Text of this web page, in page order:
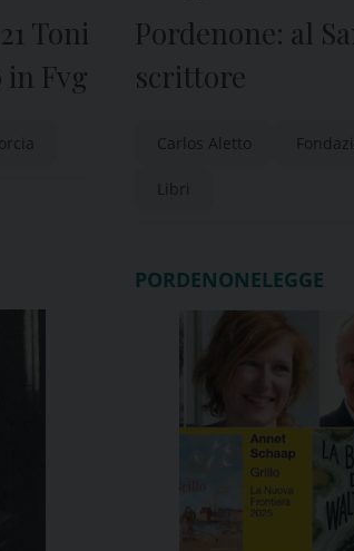
Toni
Fvg
Pordenone: al
scrittore
Carlos Aletto
Libri
PORDENONELEGGE